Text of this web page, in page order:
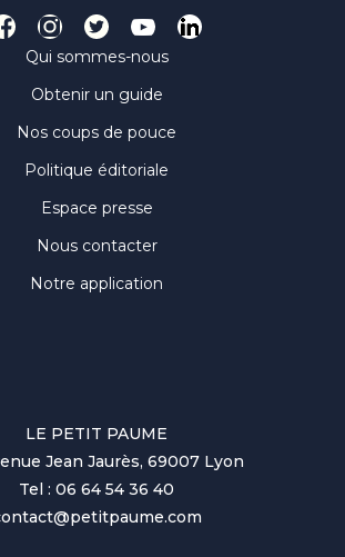
Qui sommes-nous
Obtenir un guide
Nos coups de pouce
Politique éditoriale
Espace presse
Nous contacter
Notre application
LE PETIT PAUME
Jean Jaurès, 69007 Lyon
Tel : 06 64 54 36 40